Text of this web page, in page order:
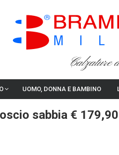
UOMO, DONNA E BAMBINO
sabbia € 179,90